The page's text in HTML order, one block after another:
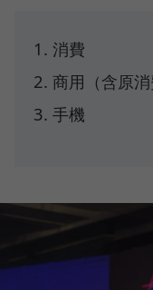
消費
商用（含原
手機